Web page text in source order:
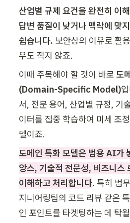
산업별 규제 요건을 완전히 이
답변 품질이 낮거나 맥락에 맞
쉽습니다. 보안상의 이유로 활
우도 적지 않죠.
이때 주목해야 할 것이 바로 도
(Domain-Specific Model)
서, 전문 용어, 산업별 규정, 기
이터를 집중 학습하여 미세
델이죠.
도메인 특화 모델은 범용 AI가
앙스, 기술적 전문성, 비즈니스
이해하고 처리합니다. 특히 법
지니어링팀의 코드 리뷰 같은
인 포인트를 타겟팅하는 데 탁